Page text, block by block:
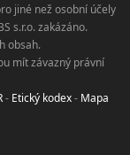
jiné než osobní účely
s.r.o. zakázáno.
obsah.
mít závazný právní
- Etický kodex- Mapa